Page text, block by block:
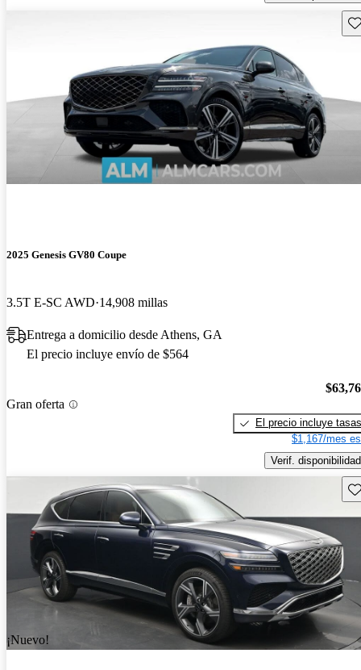
2025 Genesis GV80 Coupe
3.5T E-SC AWD 14,908 millas
Entrega a domicilio desde Athens, GA
El precio incluye envío de $564
Gran oferta
El precio incluye tasas
$1,167/mes
Verif. disponibilidad
¡Nuevo!